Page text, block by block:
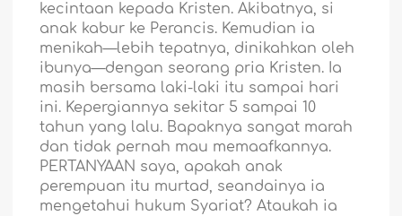
kecintaan kepada Kristen. Akibatnya, si
anak kabur ke Perancis. Kemudian ia
menikah—lebih tepatnya, dinikahkan oleh
ibunya—dengan seorang pria Kristen. Ia
masih bersama laki-laki itu sampai hari
ini. Kepergiannya sekitar 5 sampai 10
tahun yang lalu. Bapaknya sangat marah
dan tidak pernah mau memaafkannya.
PERTANYAAN saya, apakah anak
perempuan itu murtad, seandainya ia
mengetahui hukum Syariat? Ataukah ia